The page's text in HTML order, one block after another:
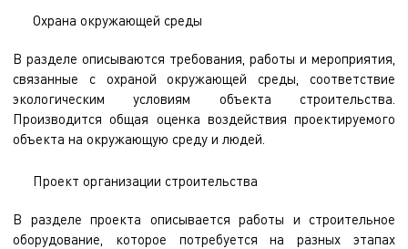
Охрана окружающей среды
В разделе описываются требования, работы и мероприятия,
связанные с охраной окружающей среды, соответствие
экологическим условиям объекта строительства.
Производится общая оценка воздействия проектируемого
объекта на окружающую среду и людей.
Проект организации строительства
В разделе проекта описывается работы и строительное
оборудование, которое потребуется на разных этапах